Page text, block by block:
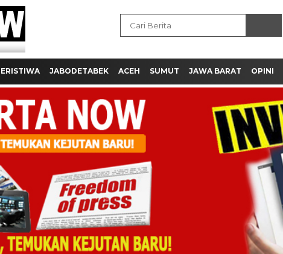
JABODETABEK ACEH SUMUT JAWA BARAT OPINI